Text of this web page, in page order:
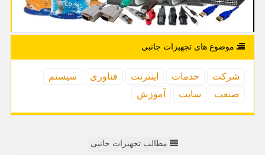
موضوع های تجهیزات جانبی
شركت خدمات اینترنت فناوری
سیستم
صنعت
سایت آموزش
مطالب تجهیزات حانبی